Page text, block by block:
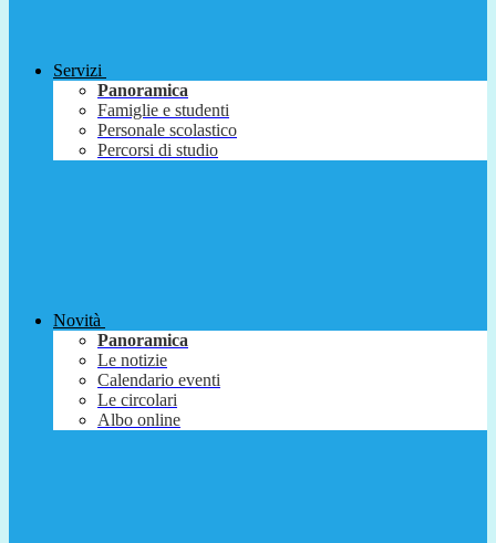
Servizi
Panoramica
Famiglie e studenti
Personale scolastico
Percorsi di studio
Novità
Panoramica
Le notizie
Calendario eventi
Le circolari
Albo online